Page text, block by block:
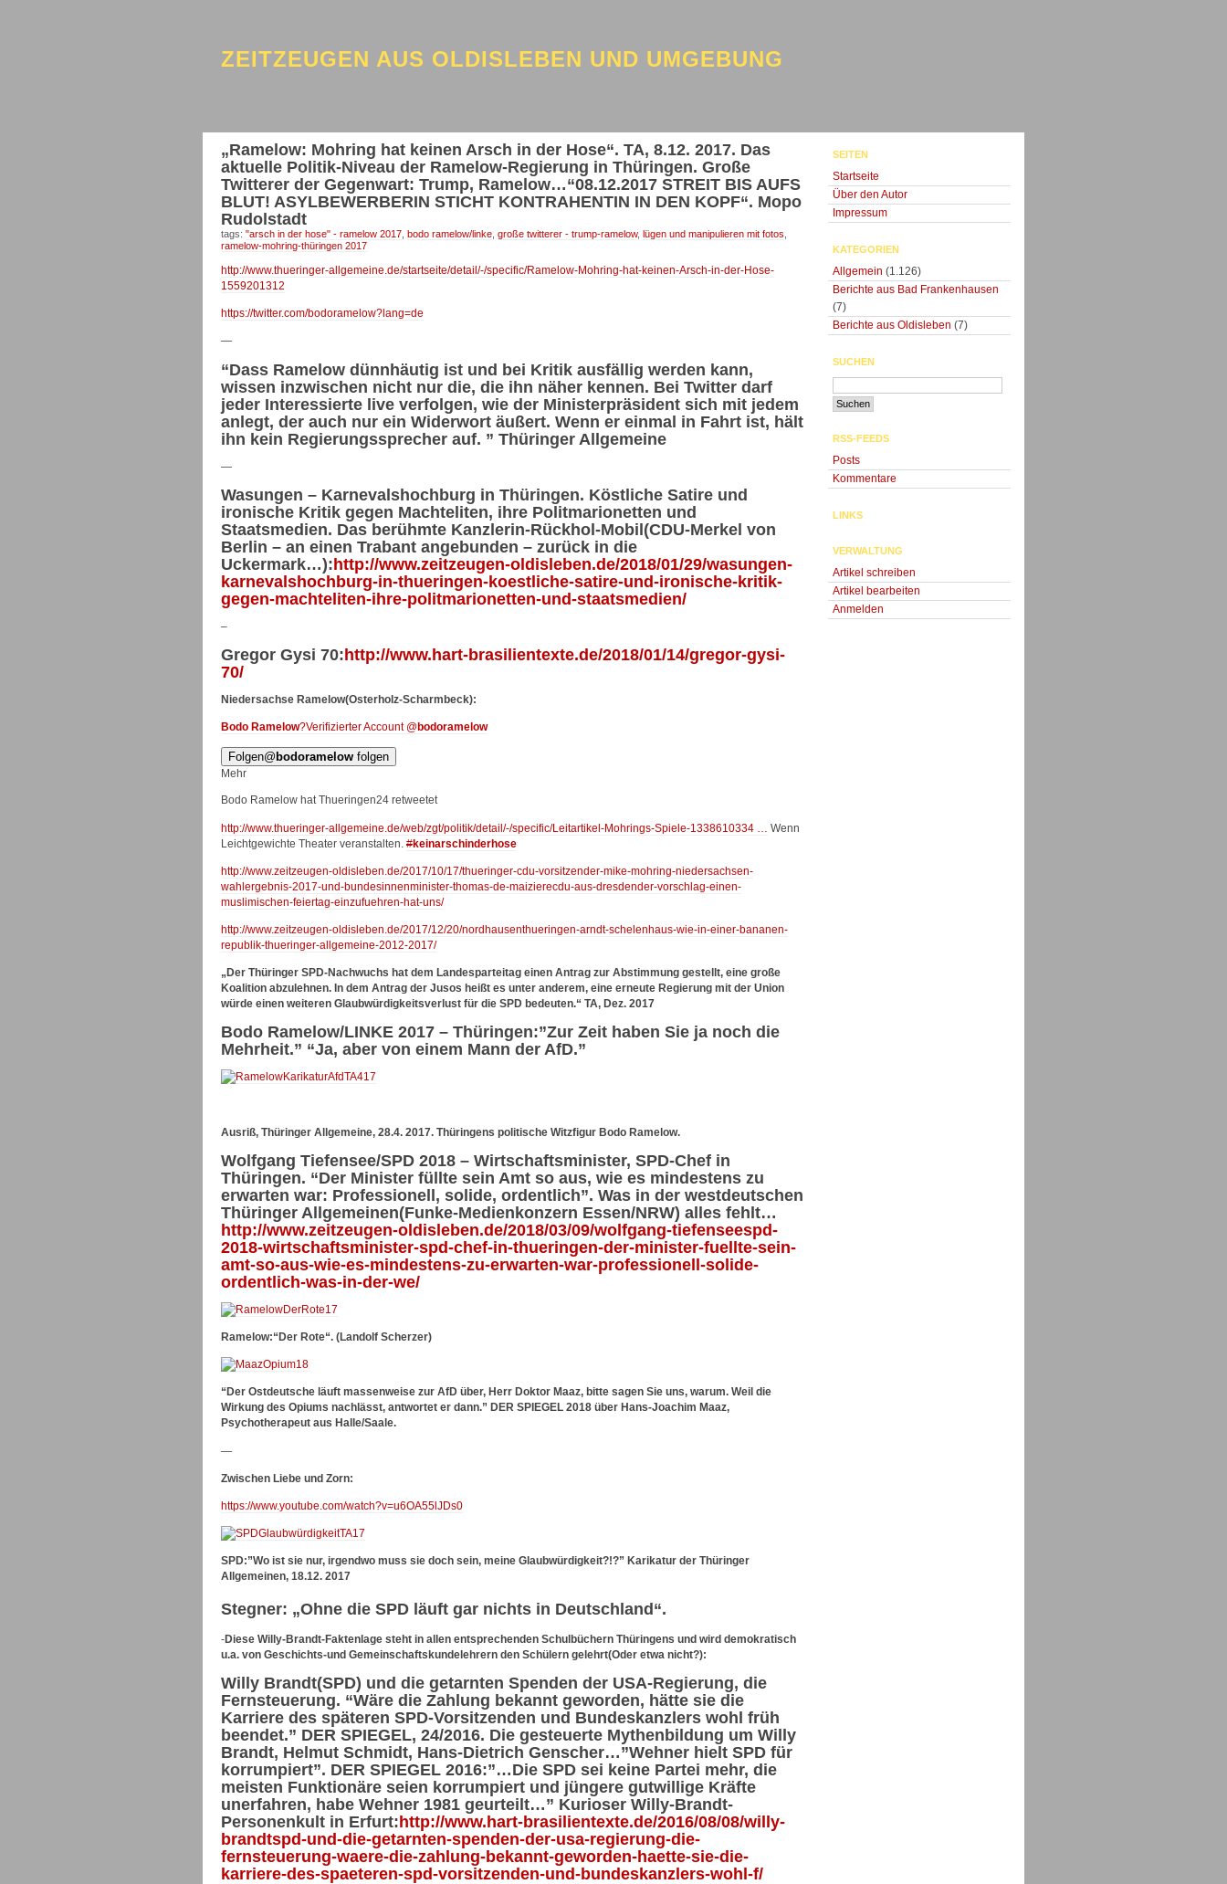
ZEITZEUGEN AUS OLDISLEBEN UND UMGEBUNG
„Ramelow: Mohring hat keinen Arsch in der Hose“. TA, 8.12. 2017. Das
aktuelle Politik-Niveau der Ramelow-Regierung in Thüringen. Große
Twitterer der Gegenwart: Trump, Ramelow…“08.12.2017 STREIT BIS AUFS
BLUT! ASYLBEWERBERIN STICHT KONTRAHENTIN IN DEN KOPF“. Mopo
Rudolstadt
tags: "arsch in der hose" - ramelow 2017 bodo ramelow/linke große twitterer - trump-ramelow, lügen und manipulieren mit fotos
ramelow-mohring-thüringen 2017
http://www.thueringer-allgemeine.de/startseite/detail/-/specific/Ramelow-Mohring-hat-keinen-Arsch-in-der-Hose-
1559201312
https://twitter.com/bodoramelow?lang=de
—
“Dass Ramelow dünnhäutig ist und bei Kritik ausfällig werden kann,
wissen inzwischen nicht nur die, die ihn näher kennen. Bei Twitter darf
jeder Interessierte live verfolgen, wie der Ministerpräsident sich mit jedem
anlegt, der auch nur ein Widerwort äußert. Wenn er einmal in Fahrt ist, hält
ihn kein Regierungssprecher auf. ” Thüringer Allgemeine
—
Wasungen – Karnevalshochburg in Thüringen. Köstliche Satire und
ironische Kritik gegen Machteliten, ihre Politmarionetten und
Staatsmedien. Das berühmte Kanzlerin-Rückhol-Mobil(CDU-Merkel von
Berlin – an einen Trabant angebunden – zurück in die
Uckermark…):http://www.zeitzeugen-oldisleben.de/2018/01/29/wasungen-
karnevalshochburg-in-thueringen-koestliche-satire-und-ironische-kritik-
gegen-machteliten-ihre-politmarionetten-und-staatsmedien/
–
Gregor Gysi 70:http://www.hart-brasilientexte.de/2018/01/14/gregor-gysi-
70/
Niedersachse Ramelow(Osterholz-Scharmbeck):
Bodo Ramelow?Verifizierter Account @bodoramelow
Folgen@ bodoramelow folgen
Mehr
Bodo Ramelow hat Thueringen24 retweetet
http://www.thueringer-allgemeine.de/web/zgt/politik/detail/-/specific/Leitartikel-Mohrings-Spiele-1338610334
Wenn
Leichtgewichte Theater veranstalten. #keinarschinderhose
http://www.zeitzeugen-oldisleben.de/2017/10/17/thueringer-cdu-vorsitzender-mike-mohring-niedersachsen-
wahlergebnis-2017-und-bundesinnenminister-thomas-de-maizierecdu-aus-dresdender-vorschlag-einen-
muslimischen-feiertag-einzufuehren-hat-uns/
http://www.zeitzeugen-oldisleben.de/2017/12/20/nordhausenthueringen-arndt-schelenhaus-wie-in-einer-bananen-
republik-thueringer-allgemeine-2012-2017/
„Der Thüringer SPD-Nachwuchs hat dem Landesparteitag einen Antrag zur Abstimmung gestellt, eine große
Koalition abzulehnen. In dem Antrag der Jusos heißt es unter anderem, eine erneute Regierung mit der Union
würde einen weiteren Glaubwürdigkeitsverlust für die SPD bedeuten.“ TA, Dez. 2017
Bodo Ramelow/LINKE 2017 – Thüringen:”Zur Zeit haben Sie ja noch die
Mehrheit.” “Ja, aber von einem Mann der AfD.”
Ausriß, Thüringer Allgemeine, 28.4. 2017. Thüringens politische Witzfigur Bodo Ramelow.
Wolfgang Tiefensee/SPD 2018 – Wirtschaftsminister, SPD-Chef in
Thüringen. “Der Minister füllte sein Amt so aus, wie es mindestens zu
erwarten war: Professionell, solide, ordentlich”. Was in der westdeutschen
Thüringer Allgemeinen(Funke-Medienkonzern Essen/NRW) alles fehlt…
http://www.zeitzeugen-oldisleben.de/2018/03/09/wolfgang-tiefenseespd-
2018-wirtschaftsminister-spd-chef-in-thueringen-der-minister-fuellte-sein-
amt-so-aus-wie-es-mindestens-zu-erwarten-war-professionell-solide-
ordentlich-was-in-der-we/
Ramelow:“Der Rote“. (Landolf Scherzer)
“Der Ostdeutsche läuft massenweise zur AfD über, Herr Doktor Maaz, bitte sagen Sie uns, warum. Weil die
Wirkung des Opiums nachlässt, antwortet er dann.” DER SPIEGEL 2018 über Hans-Joachim Maaz,
Psychotherapeut aus Halle/Saale.
—
Zwischen Liebe und Zorn:
https://www.youtube.com/watch?v=u6OA55lJDs0
SPD:”Wo ist sie nur, irgendwo muss sie doch sein, meine Glaubwürdigkeit?!?” Karikatur der Thüringer
Allgemeinen, 18.12. 2017
Stegner: „Ohne die SPD läuft gar nichts in Deutschland“.
-Diese Willy-Brandt-Faktenlage steht in allen entsprechenden Schulbüchern Thüringens und wird demokratisch
u.a. von Geschichts-und Gemeinschaftskundelehrern den Schülern gelehrt(Oder etwa nicht?):
Willy Brandt(SPD) und die getarnten Spenden der USA-Regierung, die
Fernsteuerung. “Wäre die Zahlung bekannt geworden, hätte sie die
Karriere des späteren SPD-Vorsitzenden und Bundeskanzlers wohl früh
beendet.” DER SPIEGEL, 24/2016. Die gesteuerte Mythenbildung um Willy
Brandt, Helmut Schmidt, Hans-Dietrich Genscher…”Wehner hielt SPD für
korrumpiert”. DER SPIEGEL 2016:”…Die SPD sei keine Partei mehr, die
meisten Funktionäre seien korrumpiert und jüngere gutwillige Kräfte
unerfahren, habe Wehner 1981 geurteilt…” Kurioser Willy-Brandt-
Personenkult in Erfurt:http://www.hart-brasilientexte.de/2016/08/08/willy-
brandtspd-und-die-getarnten-spenden-der-usa-regierung-die-
fernsteuerung-waere-die-zahlung-bekannt-geworden-haette-sie-die-
karriere-des-spaeteren-spd-vorsitzenden-und-bundeskanzlers-wohl-f/
SEITEN
Startseite
Über den Autor
Impressum
KATEGORIEN
Allgemein (1.126)
Berichte aus Bad Frankenhausen
(7)
Berichte aus Oldisleben (7)
SUCHEN
RSS-FEEDS
Posts
Kommentare
LINKS
VERWALTUNG
Artikel schreiben
Artikel bearbeiten
Anmelden